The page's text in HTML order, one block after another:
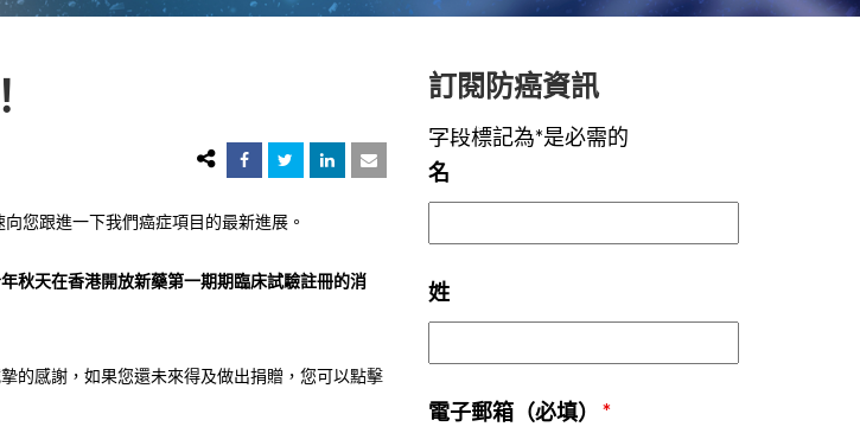
您跟進一下我們癌症項目的最新進展。
秋天在香港開放新藥第一期期臨床試驗註冊的消
的感謝，如果您還未來得及做出捐贈，您可以點擊
訂閱防癌資訊
字段標記為*是必需的
名
姓
電子郵箱（必填） *